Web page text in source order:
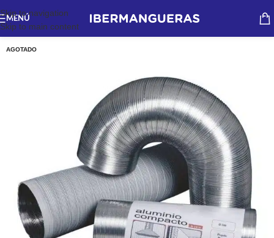
Skip to navigation
Skip to main content
MENÚ
AGOTADO